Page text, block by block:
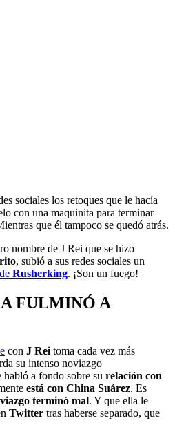
sociales los retoques que le hacía
con una maquinita para terminar
que él tampoco se quedó atrás.
nombre de J Rei que se hizo
, subió a sus redes sociales un
Rusherking. ¡Son un fuego!
FULMINÓ A
con J Rei toma cada vez más
su intenso noviazgo
habló a fondo sobre su relación con
está con China Suárez. Es
terminó mal. Y que ella le
Twitter tras haberse separado, que